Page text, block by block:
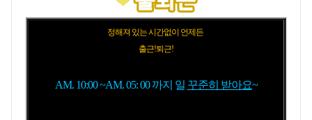
정해져 있는 시간없이 언제든
출근!퇴근!
AM. 10:00 ~AM. 05: 00 까지 일 꾸준히 받아요~